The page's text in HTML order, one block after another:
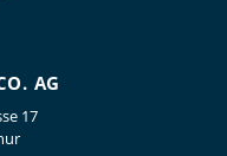
AG
17